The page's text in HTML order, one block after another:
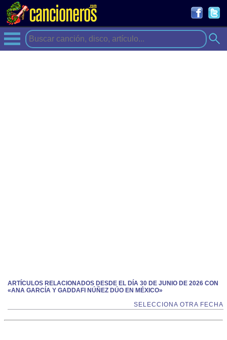
ARTÍCULOS RELACIONADOS DESDE EL DÍA 30 DE JUNIO DE 2026 CON
«ANA GARCÍA Y GADDAFI NÚÑEZ DÚO EN MÉXICO»
SELECCIONA OTRA FECHA